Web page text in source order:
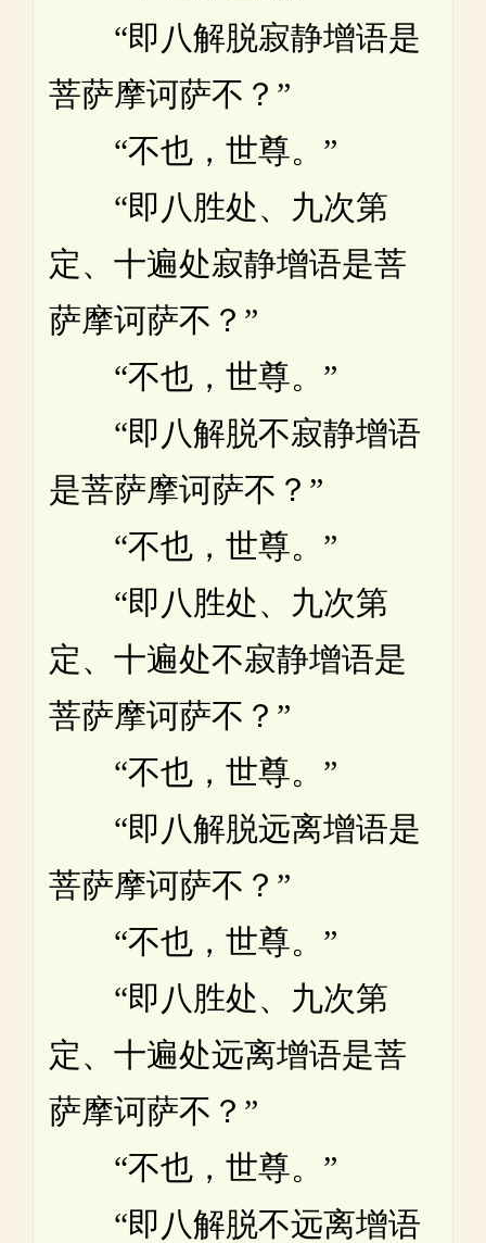
“即八解脱寂静增语是
菩萨摩诃萨不？”
“不也，世尊。”
“即八胜处、九次第
定、十遍处寂静增语是菩
萨摩诃萨不？”
“不也，世尊。”
“即八解脱不寂静增语
是菩萨摩诃萨不？”
“不也，世尊。”
“即八胜处、九次第
定、十遍处不寂静增语是
菩萨摩诃萨不？”
“不也，世尊。”
“即八解脱远离增语是
菩萨摩诃萨不？”
“不也，世尊。”
“即八胜处、九次第
定、十遍处远离增语是菩
萨摩诃萨不？”
“不也，世尊。”
“即八解脱不远离增语